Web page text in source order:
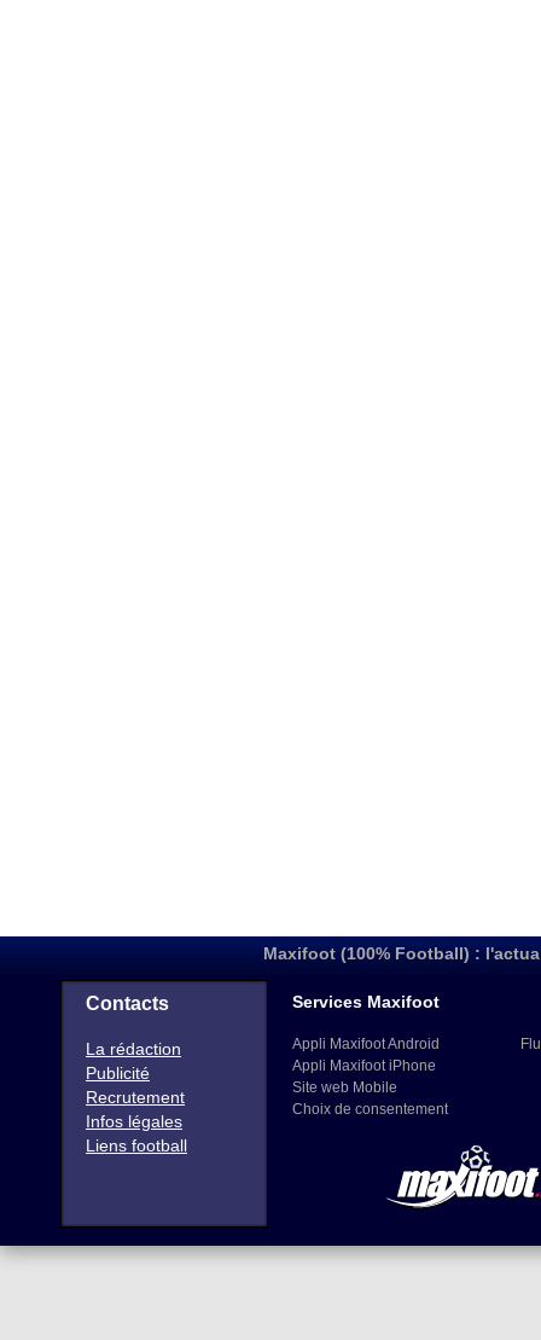
Maxifoot (100% Football) :
Contacts
La rédaction
Publicité
Recrutement
Infos légales
Liens football
Services Maxifoot
Appli Maxifoot Android
Appli Maxifoot iPhone
Site web Mobile
Choix de consentement